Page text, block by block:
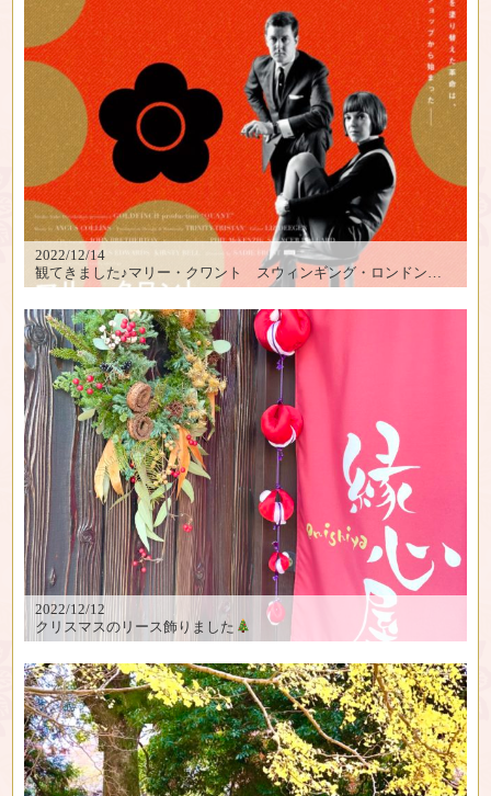
2022/12/14
観てきました♪マリー・クワント スウィンギング・ロンドンの伝説
2022/12/12
クリスマスのリース飾りました